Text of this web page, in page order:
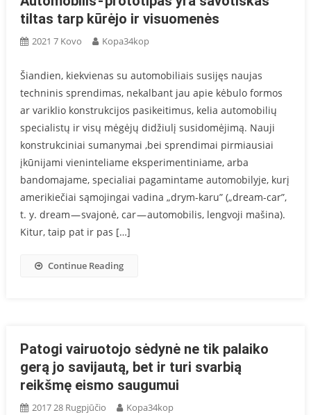
tiltas tarp kūrėjo ir visuomenės
2021 7 Kovo Kopa34kop
Šiandien, kiekvienas su automobiliais susijęs naujas
techninis sprendimas, nekalbant jau apie kėbulo formos
ar variklio konstrukcijos pasikeitimus, kelia automobilių
specialistų ir visų mėgėjų didžiulį susidomėjimą. Nauji
konstrukciniai sumanymai ,bei sprendimai pirmiausiai
įkūnijami vieninteliame eksperimentiniame, arba
bandomajame, specialiai pagamintame automobilyje, kurį
amerikiečiai sąmojingai vadina „drym-karu” („dream-car”,
t. y. dream — svajonė, car — automobilis, lengvoji mašina).
Kitur, taip pat ir pas […]
Continue Reading
Patogi vairuotojo sėdynė ne tik palaiko
gerą jo savijautą, bet ir turi svarbią
reikšmę eismo saugumui
2017 28 Rugpjūčio Kopa34kop